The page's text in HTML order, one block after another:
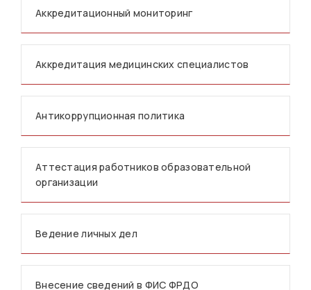
Аккредитационный мониторинг
Аккредитация медицинских специалистов
Антикоррупционная политика
Аттестация работников образовательной
организации
Ведение личных дел
Внесение сведений в ФИС ФРДО